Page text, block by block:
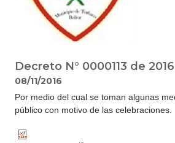
Decreto N° 0000113 de 2016
08/11/2016
Por medio del cual se toman algunas
público con motivo de las celebraciones.​